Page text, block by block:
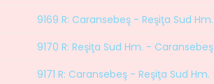
9169 R: Caransebeş - Reşiţa Sud Hm.
9170 R: Reşiţa Sud Hm. - Caransebeş
9171 R: Caransebeş - Reşiţa Sud Hm.